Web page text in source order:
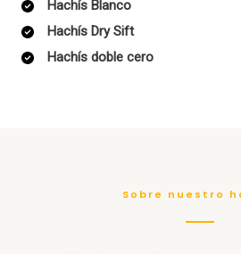
Hachís Blanco
Hachís Dry Sift
Hachís doble cero
Sobre nuestro